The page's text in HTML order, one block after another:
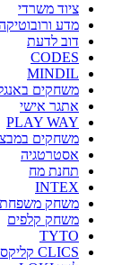
ציוד משרדי
מדע
דוב לדעת
CODES
MINDIL
משחקים
אתגר אישי
PLAY WAY
משחקים
אסטרטגיה
תחנת מח
INTEX
משחק משפחתי
משחק קלפים
TYTO
CLICS קליקס